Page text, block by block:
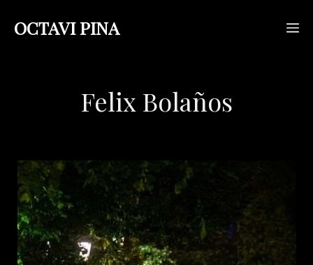
OCTAVI PINA
Felix Bolaños